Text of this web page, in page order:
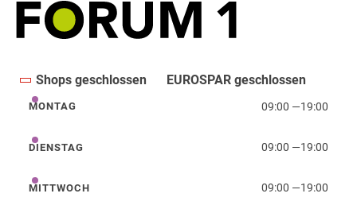
Shops geschlossen EUROSPAR geschlossen
Montag
MONTAG 09:00 —19:00
Dienstag
DIENSTAG 09:00 —19:00
Mittwoch
MITTWOCH 09:00 —19:00